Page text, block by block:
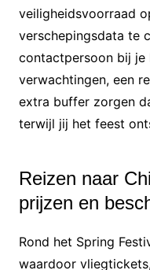
veiligheidsvoorraad
verschepingsdata te
contactpersoon bij je
verwachtingen, een
extra buffer zorgen
terwijl jij het feest
Reizen naar
prijzen en
Rond het Spring
waardoor